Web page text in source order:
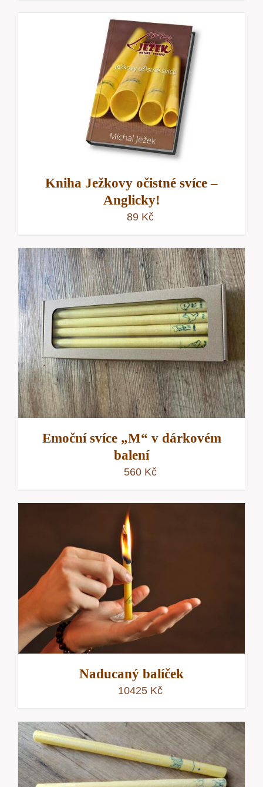
Kniha Ježkovy očistné svíce –
Anglicky!
89 Kč
Emoční svíce „M“ v dárkovém
balení
560 Kč
Naducaný balíček
10425 Kč